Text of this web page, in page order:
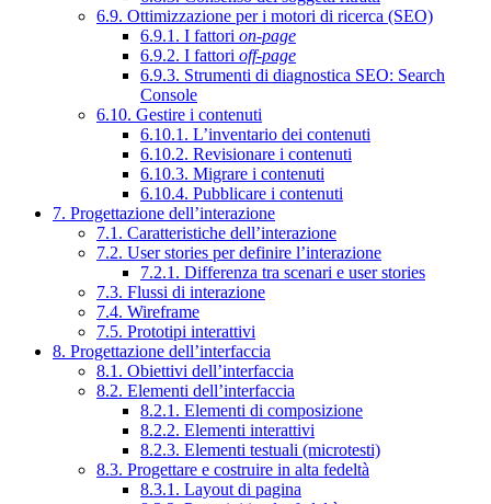
6.9. Ottimizzazione per i motori di ricerca (SEO)
6.9.1. I fattori on-page
6.9.2. I fattori off-page
6.9.3. Strumenti di diagnostica SEO: Search
Console
6.10. Gestire i contenuti
6.10.1. L’inventario dei contenuti
6.10.2. Revisionare i contenuti
6.10.3. Migrare i contenuti
6.10.4. Pubblicare i contenuti
7. Progettazione dell’interazione
7.1. Caratteristiche dell’interazione
7.2. User stories per definire l’interazione
7.2.1. Differenza tra scenari e user stories
7.3. Flussi di interazione
7.4. Wireframe
7.5. Prototipi interattivi
8. Progettazione dell’interfaccia
8.1. Obiettivi dell’interfaccia
8.2. Elementi dell’interfaccia
8.2.1. Elementi di composizione
8.2.2. Elementi interattivi
8.2.3. Elementi testuali (microtesti)
8.3. Progettare e costruire in alta fedeltà
8.3.1. Layout di pagina